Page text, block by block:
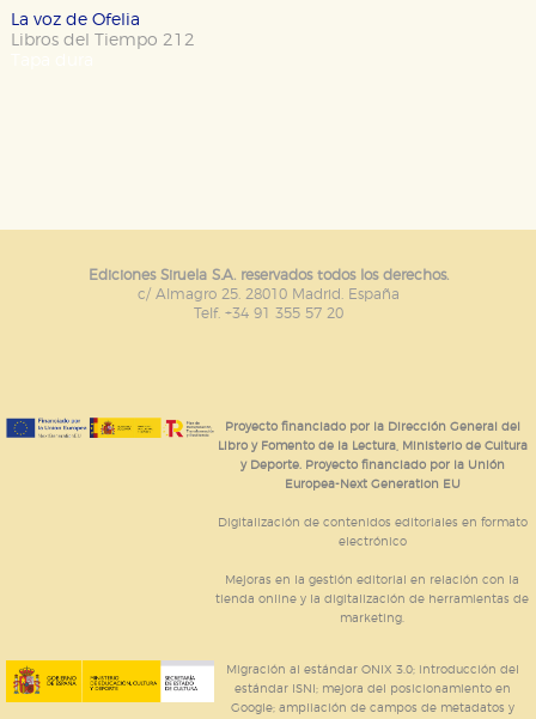
La voz de Ofelia
Libros del Tiempo 212
Ediciones Siruela S.A. reservados todos los derechos.
c/ Almagro 25. 28010 Madrid. España
Telf. +34 91 355 57 20
Proyecto financiado por la Dirección General del
Libro y Fomento de la Lectura, Ministerio de Cultura
y Deporte. Proyecto financiado por la Unión
Europea-Next Generation EU
Digitalización de contenidos editoriales en formato
electrónico
Mejoras en la gestión editorial en relación con la
tienda online y la digitalización de herramientas de
marketing.
Migración al estándar ONIX 3.0; introducción del
estándar ISNI; mejora del posicionamiento en
Google; ampliación de campos de metadatos y
almacenan directamente información personal sino
que se basan en la identificación única de su
navegador y dispositivo de internet.